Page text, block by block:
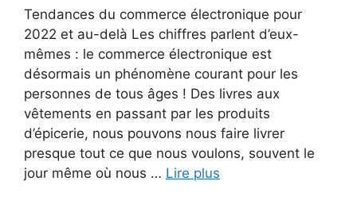
Tendances du commerce électronique pour
2022 et au-delà Les chiffres parlent d’eux-
mêmes : le commerce électronique est
désormais un phénomène courant pour les
personnes de tous âges ! Des livres aux
vêtements en passant par les produits
d’épicerie, nous pouvons nous faire livrer
presque tout ce que nous voulons, souvent le
jour même où nous … Lire plus